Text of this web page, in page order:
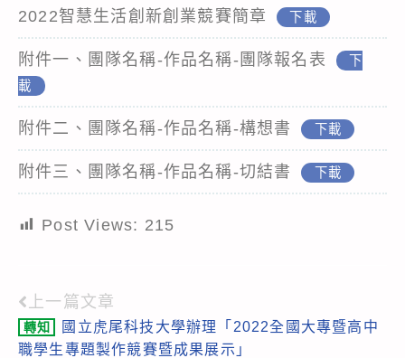
2022智慧生活創新創業競賽簡章 下載
附件一、團隊名稱-作品名稱-團隊報名表
下
載
附件二、團隊名稱-作品名稱-構想書 下載
附件三、團隊名稱-作品名稱-切結書 下載
Post Views: 215
Read
more
上一篇文章
轉知
國立虎尾科技大學辦理「2022全國大專暨高中
職學生專題製作競賽暨成果展示」